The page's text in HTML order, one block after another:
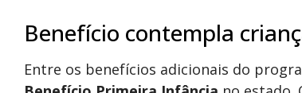
Benefício contempla
Entre os benefícios adicionais do